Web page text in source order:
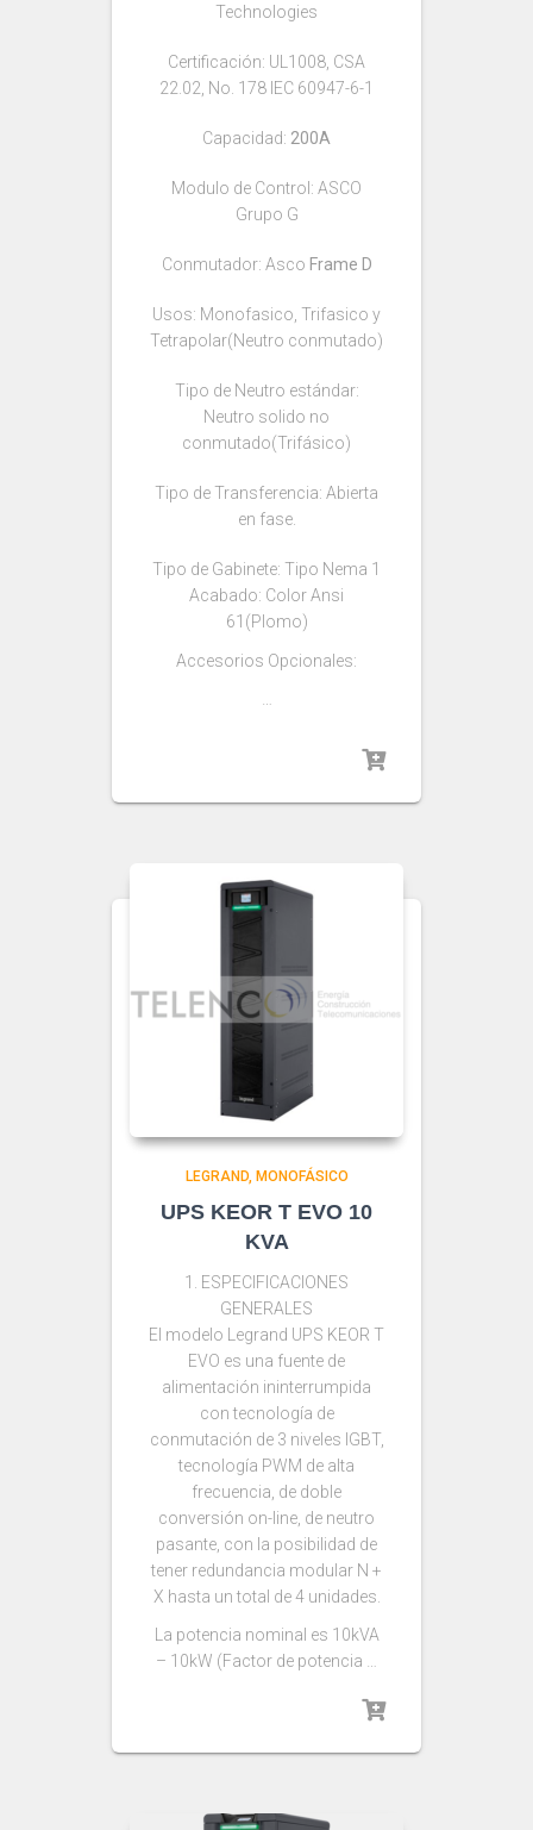
Technologies
Certificación: UL1008, CSA
22.02, No. 178 IEC 60947-6-1
Capacidad: 200A
Modulo de Control: ASCO
Grupo G
Conmutador: Asco Frame D
Usos: Monofasico, Trifasico y
Tetrapolar(Neutro conmutado)
Tipo de Neutro estándar:
Neutro solido no
conmutado(Trifásico)
Tipo de Transferencia: Abierta
en fase.
Tipo de Gabinete: Tipo Nema 1
Acabado: Color Ansi
61(Plomo)
Accesorios Opcionales:
LEGRAND MONOFÁSICO
UPS KEOR T EVO 10
KVA
1. ESPECIFICACIONES
GENERALES
El modelo Legrand UPS KEOR T
EVO es una fuente de
alimentación ininterrumpida
con tecnología de
conmutación de 3 niveles IGBT,
tecnología PWM de alta
frecuencia, de doble
conversión on-line, de neutro
pasante, con la posibilidad de
tener redundancia modular N +
X hasta un total de 4 unidades.
La potencia nominal es 10kVA
– 10kW (Factor de potencia …